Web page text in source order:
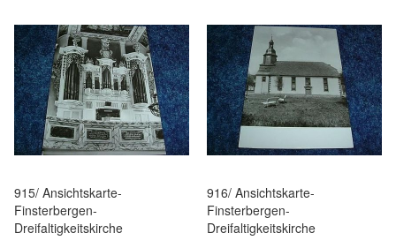
915/ Ansichtskarte-
Finsterbergen-
Dreifaltigkeitskirche
916/ Ansichtskarte-
Finsterbergen-
Dreifaltigkeitskirche